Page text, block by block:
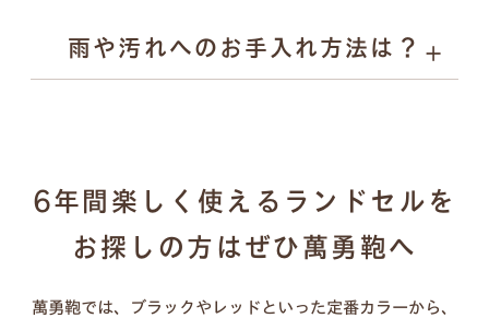
雨や汚れへのお手入れ方法は？
い場所で陰干し
汚れた場合：固く絞った布で優しく拭く（洗剤・クリー
長持ちのコツ：カバーを外して通気させる、濡れたまま
6年間楽しく使えるランドセルを
お探しの方はぜひ萬勇鞄へ
萬勇鞄では、ブラックやレッドといった定番カラーから、